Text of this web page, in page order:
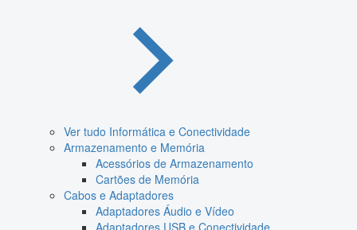
Ver tudo Informática e Conectividade
Armazenamento e Memória
Acessórios de Armazenamento
Cartões de Memória
Cabos e Adaptadores
Adaptadores Áudio e Vídeo